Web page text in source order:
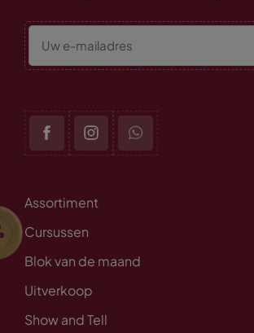
Assortiment
Cursussen
Blok van de maand
Uitverkoop
Show and Tell